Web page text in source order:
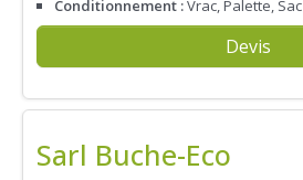
Conditionnement :Vrac, Palette, Sac
Devis
Sarl Buche-Eco